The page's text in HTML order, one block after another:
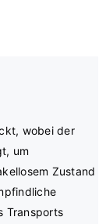
wobei der
um
Zustand
Transports